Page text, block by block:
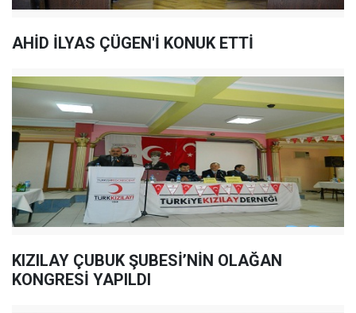
AHİD İLYAS ÇÜGEN'İ KONUK ETTİ
KIZILAY ÇUBUK ŞUBESİ’NİN OLAĞAN
KONGRESİ YAPILDI